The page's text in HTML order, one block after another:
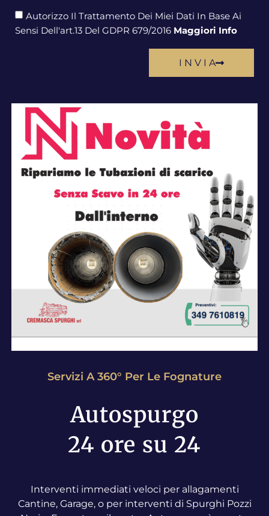
Autorizzo Il Trattamento Dei Miei Dati In Base Ai
Sensi Dell'art.13 Del GDPR 679/2016 Maggiori Info
I N V I A
Servizi A 360° Per Le Fognature
Autospurgo
24 ore su 24
Interventi immediati veloci per allagamenti
Cantine, Garage, o per interventi di Spurghi Pozzi